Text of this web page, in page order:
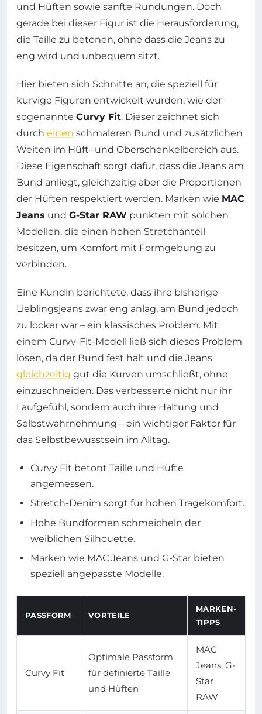
und Hüften sowie sanfte Rundungen. Doch
gerade bei dieser Figur ist die Herausforderung,
die Taille zu betonen, ohne dass die Jeans zu
eng wird und unbequem sitzt.
Hier bieten sich Schnitte an, die speziell für
kurvige Figuren entwickelt wurden, wie der
sogenannte Curvy Fit. Dieser zeichnet sich
durch einen schmaleren Bund und zusätzlichen
Weiten im Hüft- und Oberschenkelbereich aus.
Diese Eigenschaft sorgt dafür, dass die Jeans am
Bund anliegt, gleichzeitig aber die Proportionen
der Hüften respektiert werden. Marken wie MAC
Jeans und G-Star RAW punkten mit solchen
Modellen, die einen hohen Stretchanteil
besitzen, um Komfort mit Formgebung zu
verbinden.
Eine Kundin berichtete, dass ihre bisherige
Lieblingsjeans zwar eng anlag, am Bund jedoch
zu locker war – ein klassisches Problem. Mit
einem Curvy-Fit-Modell ließ sich dieses Problem
lösen, da der Bund fest hält und die Jeans
gleichzeitig gut die Kurven umschließt, ohne
einzuschneiden. Das verbesserte nicht nur ihr
Laufgefühl, sondern auch ihre Haltung und
Selbstwahrnehmung – ein wichtiger Faktor für
das Selbstbewusstsein im Alltag.
Curvy Fit betont Taille und Hüfte
angemessen.
Stretch-Denim sorgt für hohen Tragekomfort.
Hohe Bundformen schmeicheln der
weiblichen Silhouette.
Marken wie MAC Jeans und G-Star bieten
speziell angepasste Modelle.
PASSFORM VORTEILE
MARKEN-
TIPPS
Curvy Fit
Optimale Passform
für definierte Taille
und Hüften
MAC
Jeans, G-
Star
RAW